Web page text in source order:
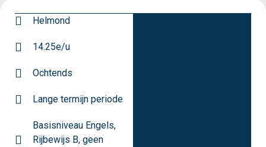
Helmond
14.25e/u
Ochtends
Lange termijn periode
Basisniveau Engels,
Rijbewijs B, geen